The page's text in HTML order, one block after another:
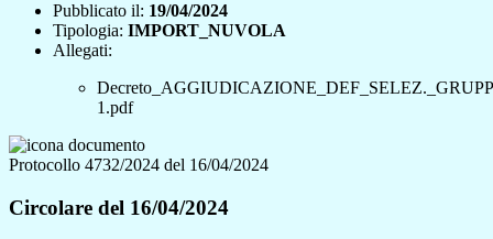
Pubblicato il: 19/04/2024
Tipologia: IMPORT_NUVOLA
Allegati:
1.pdf
Protocollo 4732/2024 del 16/04/2024
Circolare del 16/04/2024